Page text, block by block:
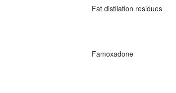
Fat distilation residues
Famoxadone